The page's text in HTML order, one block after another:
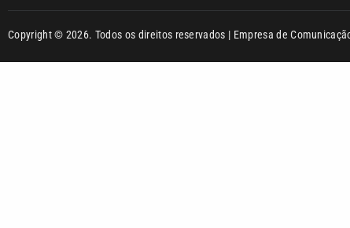
Copyright © 2026. Todos os direitos reservados | Empresa de